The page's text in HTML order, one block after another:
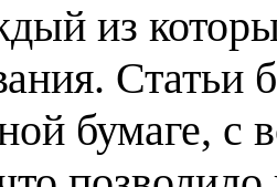
из
Статьи
бумаге, с